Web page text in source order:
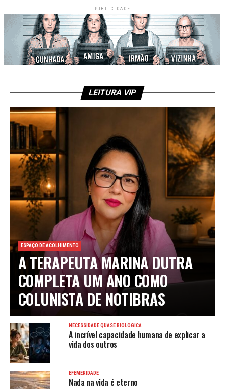
PUBLICIDADE
LEITURA VIP
ESPAÇO DE ACOLHIMENTO
A TERAPEUTA MARINA DUTRA
COMPLETA UM ANO COMO
COLUNISTA DE NOTIBRAS
NECESSIDADE QUASE BIOLÓGICA
A incrível capacidade humana de explicar a
vida dos outros
EFEMERIDADE
Nada na vida é eterno